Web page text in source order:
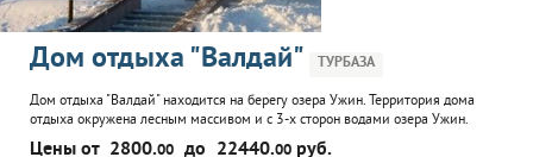
Дом отдыха "Валдай" ТУРБАЗА
Дом отдыха "Валдай" находится на берегу озера Ужин. Территория дома
отдыха окружена лесным массивом и с 3-х сторон водами озера Ужин.
Выбравшим отдых на базе будут предложены номера в главном корпусе,
Цены от 2800.00 до 22440.00 руб.